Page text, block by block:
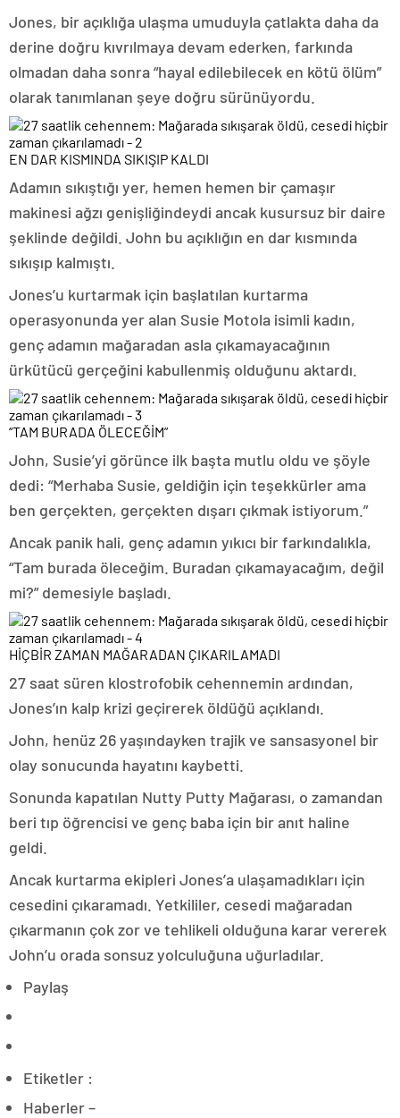
Jones, bir açıklığa ulaşma umuduyla çatlakta daha da
derine doğru kıvrılmaya devam ederken, farkında
olmadan daha sonra “hayal edilebilecek en kötü ölüm”
olarak tanımlanan şeye doğru sürünüyordu.
EN DAR KISMINDA SIKIŞIP KALDI
Adamın sıkıştığı yer, hemen hemen bir çamaşır
makinesi ağzı genişliğindeydi ancak kusursuz bir daire
şeklinde değildi. John bu açıklığın en dar kısmında
sıkışıp kalmıştı.
Jones’u kurtarmak için başlatılan kurtarma
operasyonunda yer alan Susie Motola isimli kadın,
genç adamın mağaradan asla çıkamayacağının
ürkütücü gerçeğini kabullenmiş olduğunu aktardı.
“TAM BURADA ÖLECEĞİM”
John, Susie’yi görünce ilk başta mutlu oldu ve şöyle
dedi: “Merhaba Susie, geldiğin için teşekkürler ama
ben gerçekten, gerçekten dışarı çıkmak istiyorum.”
Ancak panik hali, genç adamın yıkıcı bir farkındalıkla,
“Tam burada öleceğim. Buradan çıkamayacağım, değil
mi?” demesiyle başladı.
HİÇBİR ZAMAN MAĞARADAN ÇIKARILAMADI
27 saat süren klostrofobik cehennemin ardından,
Jones’ın kalp krizi geçirerek öldüğü açıklandı.
John, henüz 26 yaşındayken trajik ve sansasyonel bir
olay sonucunda hayatını kaybetti.
Sonunda kapatılan Nutty Putty Mağarası, o zamandan
beri tıp öğrencisi ve genç baba için bir anıt haline
geldi.
Ancak kurtarma ekipleri Jones’a ulaşamadıkları için
cesedini çıkaramadı. Yetkililer, cesedi mağaradan
çıkarmanın çok zor ve tehlikeli olduğuna karar vererek
John’u orada sonsuz yolculuğuna uğurladılar.
Paylaş
Etiketler :
Haberler –